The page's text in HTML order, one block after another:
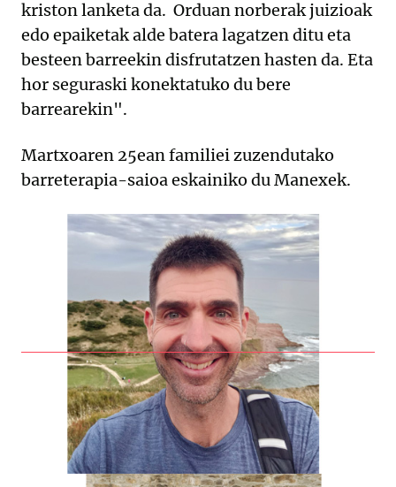
kriston lanketa da. Orduan norberak juizioak
edo epaiketak alde batera lagatzen ditu eta
besteen barreekin disfrutatzen hasten da. Eta
hor seguraski konektatuko du bere
barrearekin".
Martxoaren 25ean familiei zuzendutako
barreterapia-saioa eskainiko du Manexek.